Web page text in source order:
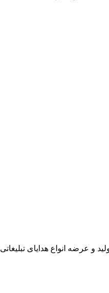
و عرضه انواع هدایای تبلیغاتی